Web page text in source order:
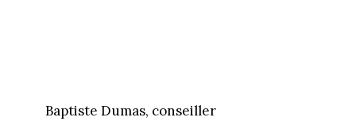
Baptiste Dumas, conseiller